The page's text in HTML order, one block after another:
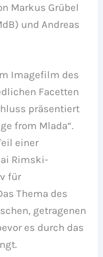
Markus Grübel
und Andreas
Imagefilm des
Facetten
präsentiert
from Mlada“.
einer
Rimski-
für
Thema des
getragenen
es durch das